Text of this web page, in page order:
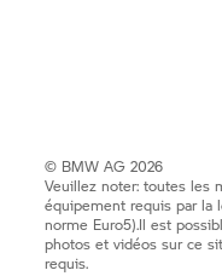
© BMW AG 2026
Veuillez noter: toutes les
équipement requis par la
norme Euro5).Il est
photos et vidéos sur ce
requis.